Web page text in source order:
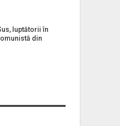
luptătorii în
din